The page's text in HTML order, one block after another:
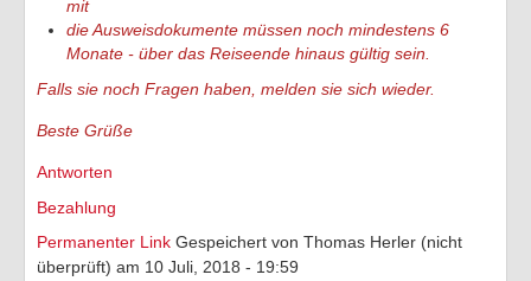
mit
die Ausweisdokumente müssen noch mindestens 6
Monate - über das Reiseende hinaus gültig sein.
Falls sie noch Fragen haben, melden sie sich wieder.
Beste Grüße
Antworten
Bezahlung
Permanenter Link Gespeichert von Thomas Herler (nicht
überprüft) am 10 Juli, 2018 - 19:59